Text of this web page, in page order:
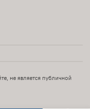
не является публичной